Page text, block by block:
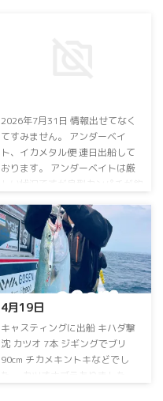
2026年7月31日 情報出せてなく
てすみません。 アンダーベイ
ト、イカメタル便 連日出船して
おります。 アンダーベイトは厳
しい状況ですが良型カンパチが釣
カメタルはスルメイカが好調でし
たが、アカイカメインに頑張りま
す。 ⁡毎日出船⁡ ⁡乗り合い大募集
中！⁡ ⁡アンダーベイト、イカメタ
ル⁡⁡お問い合わせ、ご予約お待ちし
ております ⁡ 詳しくはお電話下さ
い。 090-3168-1739まで ⁡お盆期
間も連日営業！ 空席多数！ 8月
15日のイカメタル便は 休船いた
します。 ⁡ ⁡⁡ ...
4月19日⁡
⁡キャスティングに出船⁡ ⁡キハダ撃
沈⁡ ⁡カツオ 7本⁡ ⁡ジギングでブリ
90cm⁡ ⁡チカメキントキなどでし